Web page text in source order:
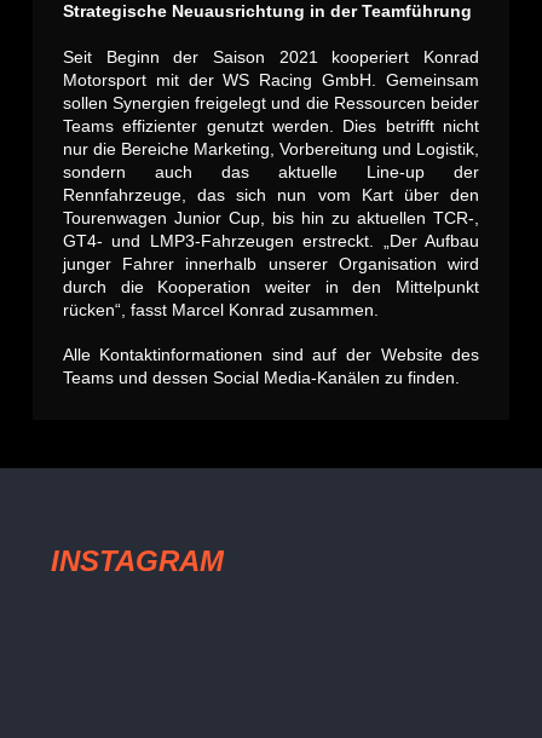
Strategische Neuausrichtung in der Teamführung
Seit Beginn der Saison 2021 kooperiert Konrad
Motorsport mit der WS Racing GmbH. Gemeinsam
sollen Synergien freigelegt und die Ressourcen beider
Teams effizienter genutzt werden. Dies betrifft nicht
nur die Bereiche Marketing, Vorbereitung und Logistik,
sondern auch das aktuelle Line-up der
Rennfahrzeuge, das sich nun vom Kart über den
Tourenwagen Junior Cup, bis hin zu aktuellen TCR-,
GT4- und LMP3-Fahrzeugen erstreckt. „Der Aufbau
junger Fahrer innerhalb unserer Organisation wird
durch die Kooperation weiter in den Mittelpunkt
rücken“, fasst Marcel Konrad zusammen.
Alle Kontaktinformationen sind auf der Website des
Teams und dessen Social Media-Kanälen zu finden.
INSTAGRAM